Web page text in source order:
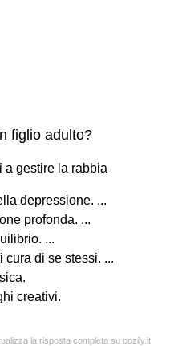
figlio adulto?
a gestire la rabbia
depressione. ...
profonda. ...
...
cura di se stessi. ...
creativi.
la risposta completa su cozily.it